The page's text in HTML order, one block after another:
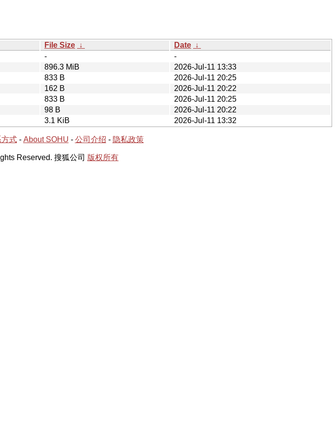
File Size ↓ Date ↓
-
-
896.3 MiB
2026-Jul-11 13:33
833 B
2026-Jul-11 20:25
162 B
2026-Jul-11 20:22
833 B
2026-Jul-11 20:25
98 B
2026-Jul-11 20:22
3.1 KiB 2026-Jul-11 13:32
式- About SOHU - 公司介绍 - 隐私政策
Reserved. 搜狐公司 版权所有